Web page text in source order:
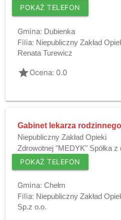
POKAŻ TELEFON
Gmina: Dubienka
Filia: Niepubliczny Zakład
Renata Turewicz
gradeOcena: 0.0
Gabinet lekarza rodzinnego
Niepubliczny Zakład Opieki
Zdrowotnej "MEDYK" Spółka z
POKAŻ TELEFON
Gmina: Chełm
Filia: Niepubliczny Zakład
Sp.z o.o.